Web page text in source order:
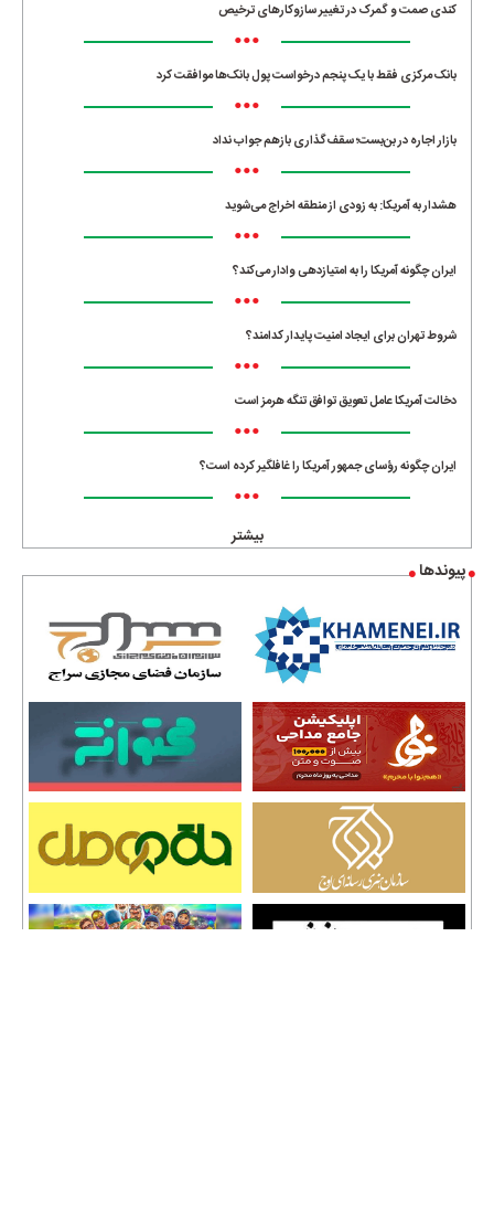
کندی صمت و گمرک در تغییر سازوکارهای ترخیص
•••
بانک مرکزی فقط با یک‌ پنجم درخواست پول بانک‌ها موافقت کرد
•••
بازار اجاره در بن‌بست؛ سقف‌گذاری بازهم جواب نداد
•••
هشدار به آمریکا: به زودی از منطقه اخراج می‌شوید
•••
ایران چگونه آمریکا را به امتیازدهی وادار می‌کند؟
•••
شروط تهران برای ایجاد امنیت پایدار کدامند؟
•••
دخالت آمریکا عامل تعویق توافق تنگه هرمز است
•••
ایران چگونه رؤسای جمهور آمریکا را غافلگیر کرده است؟
•••
بیشتر
پیوندها